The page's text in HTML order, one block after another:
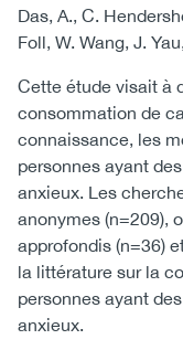
Body
Das, A., C.
Foll, W. Wang, J.
Cette étude visait à
consommation de
connaissance, les
personnes ayant
anxieux. Les
anonymes (n=209),
approfondis (n=36)
la littérature sur la
personnes ayant
anxieux.